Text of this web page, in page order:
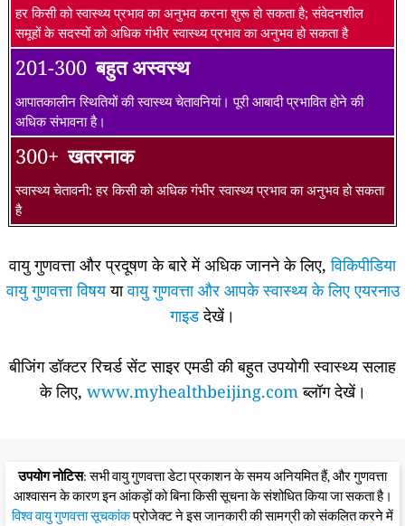
हर किसी को स्वास्थ्य प्रभाव का अनुभव करना शुरू हो सकता है; संवेदनशील
समूहों के सदस्यों को अधिक गंभीर स्वास्थ्य प्रभाव का अनुभव हो सकता है
201-300 बहुत अस्वस्थ
आपातकालीन स्थितियों की स्वास्थ्य चेतावनियां। पूरी आबादी प्रभावित होने की
अधिक संभावना है।
300+ खतरनाक
स्वास्थ्य चेतावनी: हर किसी को अधिक गंभीर स्वास्थ्य प्रभाव का अनुभव हो सकता
है
वायु गुणवत्ता और प्रदूषण के बारे में अधिक जानने के लिए,विकिपीडिया
वायु गुणवत्ता विषययावायु गुणवत्ता और आपके स्वास्थ्य के लिए एयरनाउ
गाइडदेखें।
बीजिंग डॉक्टर रिचर्ड सेंट साइर एमडी की बहुत उपयोगी स्वास्थ्य सलाह
के लिए, www.myhealthbeijing.comब्लॉग देखें।
उपयोग नोटिस: सभी वायु गुणवत्ता डेटा प्रकाशन के समय अनियमित हैं, और गुणवत्ता
आश्वासन के कारण इन आंकड़ों को बिना किसी सूचना के संशोधित किया जा सकता है।
विश्व वायु गुणवत्ता सूचकांकप्रोजेक्ट ने इस जानकारी की सामग्री को संकलित करने में